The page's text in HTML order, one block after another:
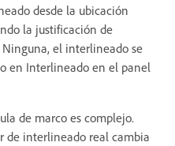
desde la ubicación
la justificación de
el interlineado se
en Interlineado en el panel
de marco es complejo.
de interlineado real cambia